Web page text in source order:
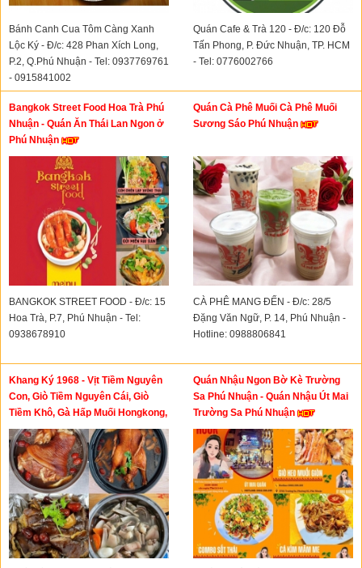
Bánh Canh Cua Tôm Càng Xanh
Lộc Ký - Đ/c: 428 Phan Xích Long,
P.2, Q.Phú Nhuận - Tel: 0937769761
- 0915841002
Quán Cafe & Trà 120 - Đ/c: 120 Đỗ
Tấn Phong, P. Đức Nhuận, TP. HCM
- Tel: 0776002766
Bangkok Street Food Hoa Trà Phú
Nhuận - Quán Ăn Thái Lan Ngon ở
Phú Nhuận
BANGKOK STREET FOOD - Đ/c: 15
Hoa Trà, P.7, Phú Nhuận - Tel:
0938678910
Quán Cà Phê Muối Cà Phê Muối
Sương Sáo Phú Nhuận
CÀ PHÊ MANG ĐẾN - Đ/c: 28/5
Đặng Văn Ngữ, P. 14, Phú Nhuận -
Hotline: 0988806841
Khang Ký 1968 - Vịt Tiềm Nguyên
Con, Giò Tiềm Nguyên Cái, Giò
Tiềm Khô, Gà Hấp Muối Hongkong,
Lẫu Xí Quách, Bao Tử Hầm Tiêu
Quán Nhậu Ngon Bờ Kè Trường
Sa Phú Nhuận - Quán Nhậu Út Mai
Trường Sa Phú Nhuận